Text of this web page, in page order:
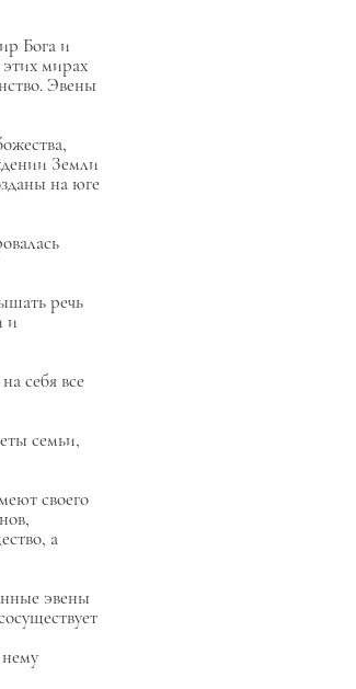
Бога и
мирах
Эвены
Земли
на юге
речь
и
себя все
семьи,
своего
а
эвены